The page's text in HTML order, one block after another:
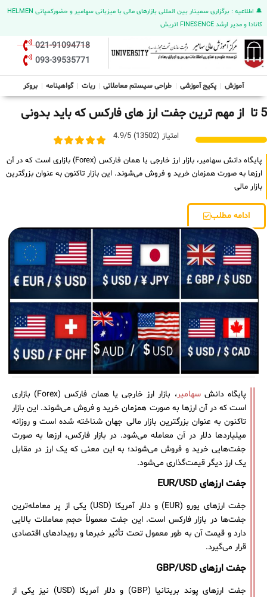
🔔 اطلاعیه : برگزاری سمینار بین المللی بازارهای مالی با میزبانی سهامیر و حضورکمپانی HELMEN
کانادا و مدیر ارشد FINESENCE اتریش
021-91094718
093-39535771
آموزش پکیج آموزشی طراحی سیستم معاملاتی ربات گواهینامه بروکر
5 تا از مهم ترین جفت ارز های فارکس که باید بدونی
امتیاز (13502) 4.9/5
پایگاه دانش سهامیر، بازار ارز خارجی یا همان فارکس (Forex) بازاری است که در آن
ارزها به صورت همزمان خرید و فروش می‌شوند. این بازار تاکنون به عنوان بزرگترین
بازار مالی
ادامه مطلب
پایگاه دانشسهامیر
، بازار ارز خارجی یا همان فارکس (Forex) بازاری
است که در آن ارزها به صورت همزمان خرید و فروش می‌شوند. این بازار
تاکنون به عنوان بزرگترین بازار مالی جهان شناخته شده است و روزانه
میلیاردها دلار در آن معامله می‌شود. در بازار فارکس، ارزها به صورت
جفت‌هایی خرید و فروش می‌شوند؛ به این معنی که یک ارز در مقابل
یک ارز دیگر قیمت‌گذاری می‌شود.
جفت ارزهای EUR/USD
جفت ارزهای یورو (EUR) و دلار آمریکا (USD) یکی از پر معامله‌ترین
جفت‌ها در بازار فارکس است. این جفت معمولاً حجم معاملات بالایی
دارد و قیمت آن به طور معمول تحت تأثیر خبرها و رویدادهای اقتصادی
قرار می‌گیرد.
جفت ارزهای GBP/USD
جفت ارزهای پوند بریتانیا (GBP) و دلار آمریکا (USD) نیز یکی از